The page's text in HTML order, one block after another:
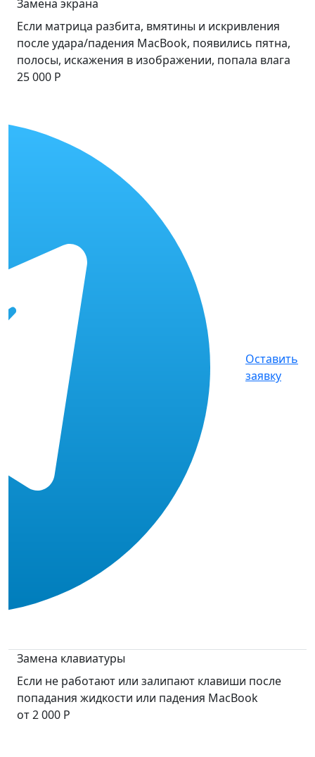
Замена экрана
Если матрица разбита, вмятины и искривления
после удара/падения MacBook, появились пятна,
полосы, искажения в изображении, попала влага
25 000 Р
Оставить
заявку
Замена клавиатуры
Если не работают или залипают клавиши после
попадания жидкости или падения MacBook
от 2 000 Р